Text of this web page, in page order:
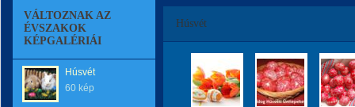
VÁLTOZNAK AZ
ÉVSZAKOK
KÉPGALÉRIÁI
Húsvét
60 kép
Húsvét